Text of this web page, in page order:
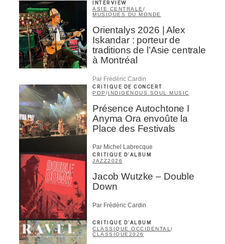
INTERVIEW
ASIE CENTRALE/
MUSIQUES DU MONDE
Orientalys 2026 | Alex
Iskandar : porteur de
traditions de l’Asie centrale
à Montréal
Par Frédéric Cardin
CRITIQUE DE CONCERT
POP /INDIGENOUS SOUL MUSIC
Présence Autochtone I
Anyma Ora envoûte la
Place des Festivals
Par Michel Labrecque
CRITIQUE D'ALBUM
JAZZ2026
Jacob Wutzke – Double
Down
Par Frédéric Cardin
CRITIQUE D'ALBUM
CLASSIQUE OCCIDENTAL/
CLASSIQUE2026